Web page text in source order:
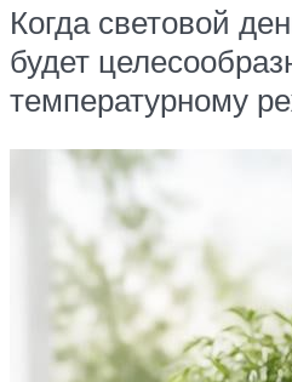
Когда световой
будет
температурному